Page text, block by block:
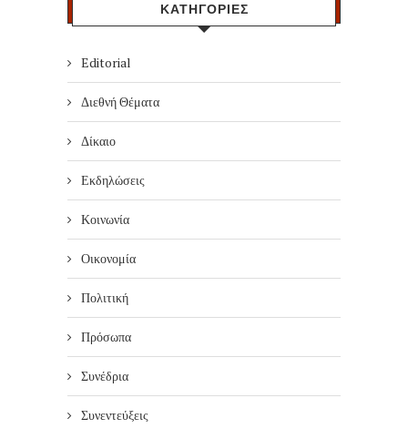
ΚΑΤΗΓΟΡΙΕΣ
Editorial
Διεθνή Θέματα
Δίκαιο
Εκδηλώσεις
Κοινωνία
Οικονομία
Πολιτική
Πρόσωπα
Συνέδρια
Συνεντεύξεις